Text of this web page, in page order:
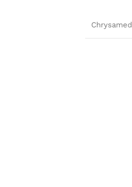
Chrysamed